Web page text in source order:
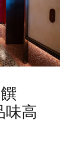
味高